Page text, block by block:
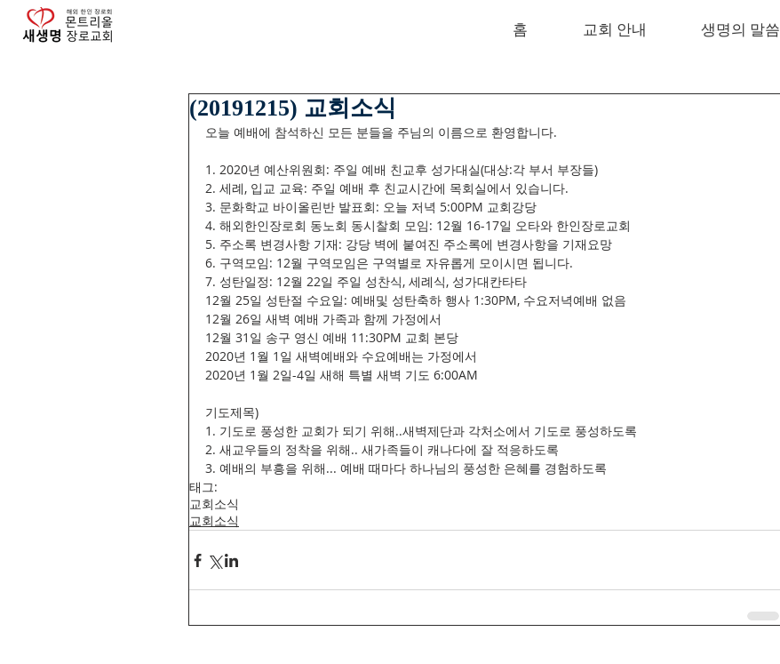
홈 교회 안내 생명의 말씀
(20191215) 교회소식
오늘 예배에 참석하신 모든 분들을 주님의 이름으로 환영합니다.
1. 2020년 예산위원회: 주일 예배 친교후 성가대실(대상:각 부서 부장들)
2. 세례, 입교 교육: 주일 예배 후 친교시간에 목회실에서 있습니다.
3. 문화학교 바이올린반 발표회: 오늘 저녁 5:00PM 교회강당
4. 해외한인장로회 동노회 동시찰회 모임: 12월 16-17일 오타와 한인장로교회
5. 주소록 변경사항 기재: 강당 벽에 붙여진 주소록에 변경사항을 기재요망
6. 구역모임: 12월 구역모임은 구역별로 자유롭게 모이시면 됩니다.
7. 성탄일정: 12월 22일 주일 성찬식, 세례식, 성가대칸타타
12월 25일 성탄절 수요일: 예배및 성탄축하 행사 1:30PM, 수요저녁예배 없음
12월 26일 새벽 예배 가족과 함께 가정에서
12월 31일 송구 영신 예배 11:30PM 교회 본당
2020년 1월 1일 새벽예배와 수요예배는 가정에서
2020년 1월 2일-4일 새해 특별 새벽 기도 6:00AM
기도제목)
1. 기도로 풍성한 교회가 되기 위해..새벽제단과 각처소에서 기도로 풍성하도록
2. 새교우들의 정착을 위해.. 새가족들이 캐나다에 잘 적응하도록
3. 예배의 부흥을 위해... 예배 때마다 하나님의 풍성한 은혜를 경험하도록
태그:
교회소식
교회소식